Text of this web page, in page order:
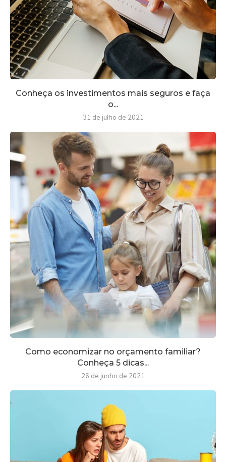
Conheça os investimentos mais seguros e faça
o...
31 de julho de 2021
Como economizar no orçamento familiar?
Conheça 5 dicas...
26 de junho de 2021